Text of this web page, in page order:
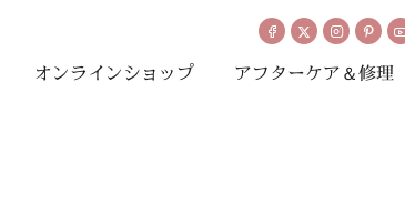
オンラインショップ アフターケア＆修理